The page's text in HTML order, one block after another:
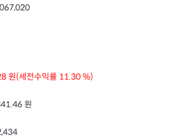
원(세전수익률 11.30 %)
원